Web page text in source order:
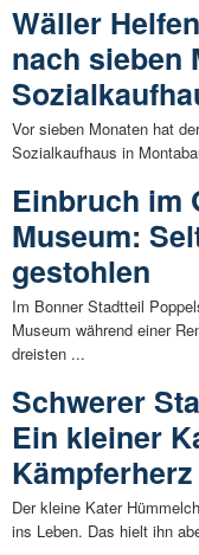
Wäller
nach sieben
Vor sieben Monaten hat
Sozialkaufhaus in
Einbruch im
Museum:
gestohlen
Im Bonner Stadtteil
Museum während einer
dreisten ...
Schwerer
Ein kleiner
Kämpferherz
Der kleine Kater
ins Leben. Das hielt ihn